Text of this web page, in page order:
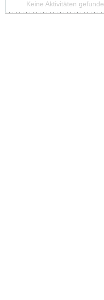
Keine Aktivitäten